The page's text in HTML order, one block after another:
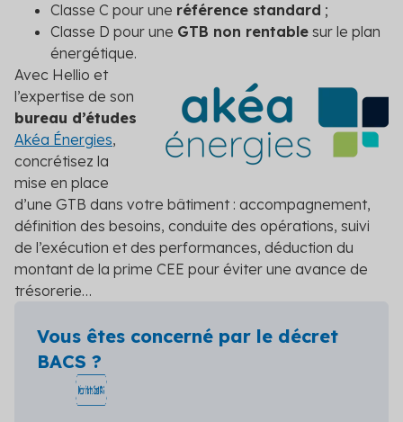
Classe C pour une référence standard ;
Classe D pour une GTB non rentable sur le plan
énergétique.
Avec Hellio et
l’expertise de son
bureau d’études
Akéa Énergies,
concrétisez la
mise en place
d’une GTB dans votre bâtiment : accompagnement,
définition des besoins, conduite des opérations, suivi
de l’exécution et des performances, déduction du
montant de la prime CEE pour éviter une avance de
trésorerie…
Vous êtes concerné par le décret
BACS ?